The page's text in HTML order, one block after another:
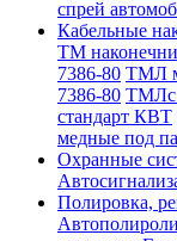
спрей
Кабельные
ТМ
7386-80 ТМЛ
7386-80 ТМЛс
стандарт КВТ
медные под
Охранные
Полировка,